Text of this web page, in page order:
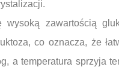
wysoką zawartością
co oznacza, że
a temperatura sprzyja